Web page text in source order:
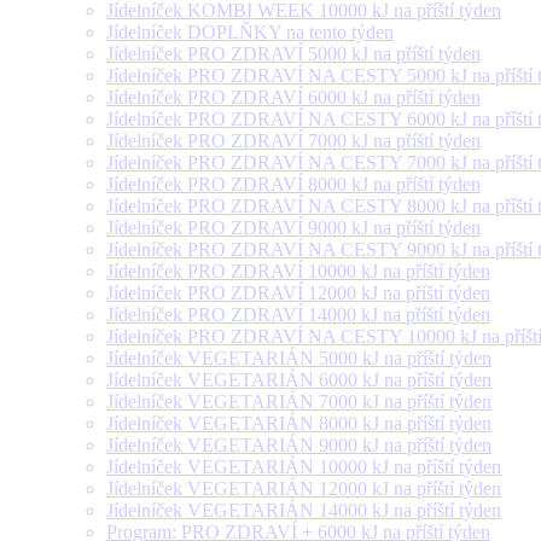
Jídelníček KOMBI WEEK 10000 kJ na příští týden
Jídelníček DOPLŇKY na tento týden
Jídelníček PRO ZDRAVÍ 5000 kJ na příští týden
Jídelníček PRO ZDRAVÍ NA CESTY 5000 kJ na příští
Jídelníček PRO ZDRAVÍ 6000 kJ na příští týden
Jídelníček PRO ZDRAVÍ NA CESTY 6000 kJ na příští
Jídelníček PRO ZDRAVÍ 7000 kJ na příští týden
Jídelníček PRO ZDRAVÍ NA CESTY 7000 kJ na příští
Jídelníček PRO ZDRAVÍ 8000 kJ na příští týden
Jídelníček PRO ZDRAVÍ NA CESTY 8000 kJ na příští
Jídelníček PRO ZDRAVÍ 9000 kJ na příští týden
Jídelníček PRO ZDRAVÍ NA CESTY 9000 kJ na příští
Jídelníček PRO ZDRAVÍ 10000 kJ na příští týden
Jídelníček PRO ZDRAVÍ 12000 kJ na příští týden
Jídelníček PRO ZDRAVÍ 14000 kJ na příští týden
Jídelníček PRO ZDRAVÍ NA CESTY 10000 kJ na
Jídelníček VEGETARIÁN 5000 kJ na příští týden
Jídelníček VEGETARIÁN 6000 kJ na příští týden
Jídelníček VEGETARIÁN 7000 kJ na příští týden
Jídelníček VEGETARIÁN 8000 kJ na příští týden
Jídelníček VEGETARIÁN 9000 kJ na příští týden
Jídelníček VEGETARIÁN 10000 kJ na příští týden
Jídelníček VEGETARIÁN 12000 kJ na příští týden
Jídelníček VEGETARIÁN 14000 kJ na příští týden
Program: PRO ZDRAVÍ + 6000 kJ na příští týden